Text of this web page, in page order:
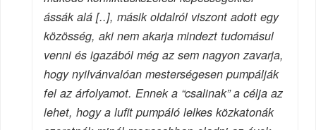
ássák alá [..], másik oldalról viszont adott egy
közösség, aki nem akarja mindezt tudomásul
venni és igazából még az sem nagyon zavarja,
hogy nyilvánvalóan mesterségesen pumpálják
fel az árfolyamot. Ennek a “csalinak” a célja az
lehet, hogy a lufit pumpáló lelkes közkatonák